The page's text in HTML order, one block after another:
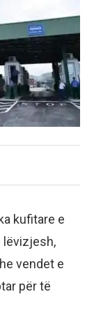
kufitare e
lëvizjesh,
vendet e
për të